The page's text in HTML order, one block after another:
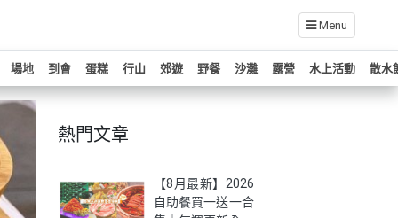
Menu
場地 到會 蛋糕 行山 郊遊 野餐 沙灘 露營 水上活動 散水
熱門文章
【8月最新】2026
自助餐買一送一合